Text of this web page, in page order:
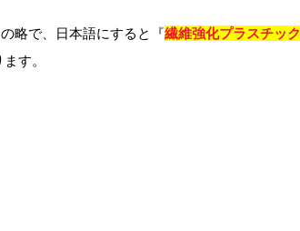
の略で、日本語にすると『繊維強化プラスチック
す。